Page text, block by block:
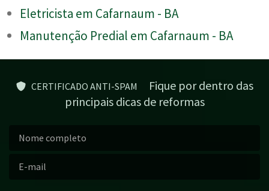
Eletricista em Cafarnaum - BA
Manutenção Predial em Cafarnaum - BA
CERTIFICADO ANTI-SPAM
Fique por dentro das
principais dicas de reformas